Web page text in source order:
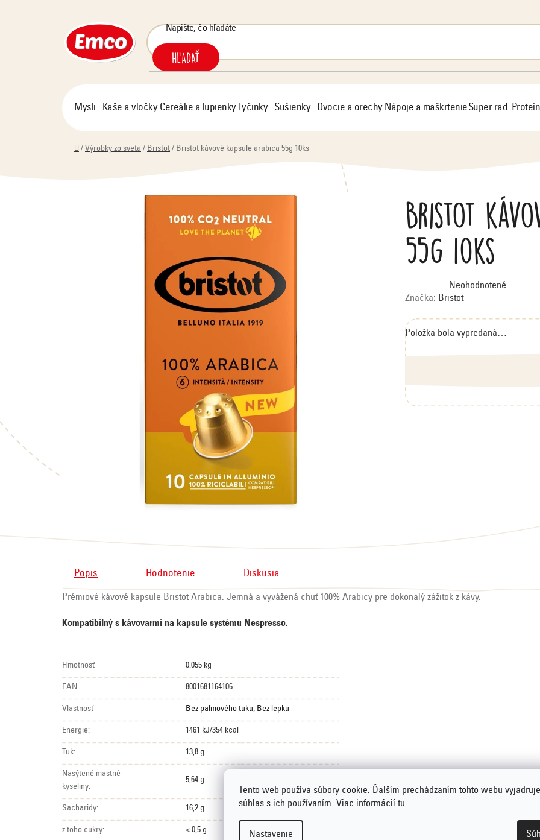
Tento web používa súbory cookie. Ďalším prechádzaním tohto webu
súhlas s ich používaním. Viac informácií tu.
Nastavenie
HĽADAŤ
Mysli Kaše a vločky Cereálie a lupienky Tyčinky Sušienky Ovocie a orechy Nápoje a maškrtenieSuper rad
Domov
/ Výrobky zo sveta / Bristot / Bristot kávové kapsule arabica 55g 10ks
Bristot
55g 10ks
Priemerné
hodnotenie
produktu
je
5
Neohodnotené
Značka: Bristot
Položka bola vypredaná…
Popis Hodnotenie Diskusia
Prémiové kávové kapsule Bristot Arabica. Jemná a vyvážená chuť 100% Arabicy pre dokonalý zážitok z kávy.
Kompatibilný s kávovarmi na kapsule systému Nespresso.
Hmotnosť 0.055 kg
EAN 8001681164106
Vlastnosť Bez palmového tuku, Bez lepku
Energie: 1461 kJ/354 kcal
Tuk: 13,8 g
Nasýtené mastné
kyseliny:
5,64 g
Sacharidy: 16,2 g
z toho cukry: < 0,5 g